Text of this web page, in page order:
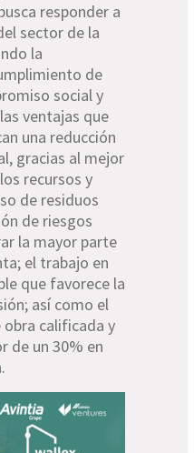
responder a
sector de la
la
de
social y
ventajas que
una reducción
gracias al mejor
recursos y
de residuos
de riesgos
la mayor parte
el trabajo en
que favorece la
así como el
calificada y
de un 30% en